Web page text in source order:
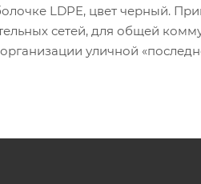
LDPE, цвет черный.
сетей, для общей
уличной